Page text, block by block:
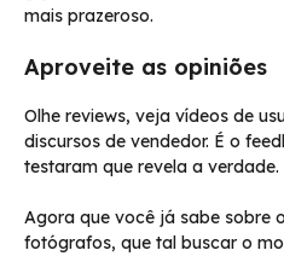
mais prazeroso.
Aproveite as opiniões
Olhe reviews, veja vídeos de
discursos de vendedor. É o
testaram que revela a verdade.
Agora que você já sabe sobre
fotógrafos, que tal buscar o